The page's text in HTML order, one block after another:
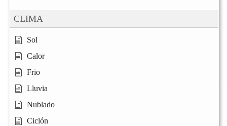
CLIMA
Sol
Calor
Frio
Lluvia
Nublado
Ciclón